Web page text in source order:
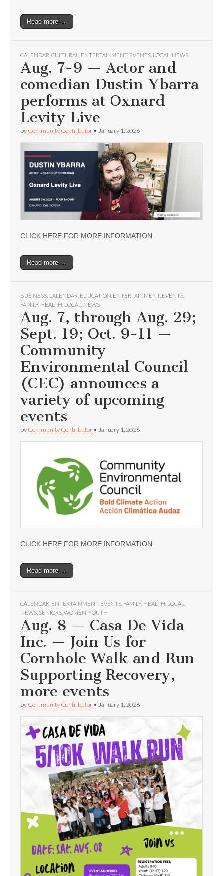
Read more →
CALENDAR CULTURAL ENTERTAINMENT, EVENTS LOCAL NEWS
Aug. 7-9 — Actor and
comedian Dustin Ybarra
performs at Oxnard
Levity Live
by Community Contributor • January 1, 2026
CLICK HERE FOR MORE INFORMATION
Read more →
BUSINESS CALENDAR EDUCATION ENTERTAINMENT, EVENTS
FAMILY, HEALTH LOCAL NEWS
Aug. 7, through Aug. 29;
Sept. 19; Oct. 9-11 —
Community
Environmental Council
(CEC) announces a
variety of upcoming
events
by Community Contributor • January 1, 2026
CLICK HERE FOR MORE INFORMATION
Read more →
CALENDAR ENTERTAINMENT, EVENTS FAMILY, HEALTH LOCAL
NEWS SENIORS WOMEN YOUTH
Aug. 8 — Casa De Vida
Inc. — Join Us for
Cornhole Walk and Run
Supporting Recovery,
more events
by Community Contributor • January 1, 2026